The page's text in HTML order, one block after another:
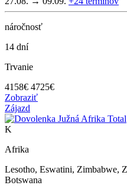
náročnosť
14 dní
Trvanie
4158€ 4725€
Zobraziť
Zájazd
K
Afrika
Lesotho, Eswatini, Zimbabwe,
Botswana